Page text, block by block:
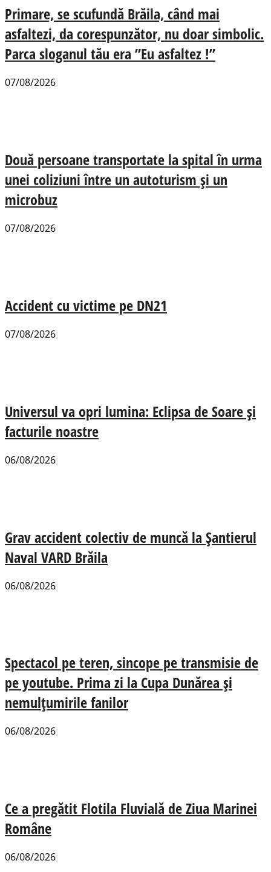
Primare, se scufundă Brăila, când mai
asfaltezi, da corespunzător, nu doar simbolic.
Parca sloganul tău era ”Eu asfaltez !”
07/08/2026
Două persoane transportate la spital în urma
unei coliziuni între un autoturism și un
microbuz
07/08/2026
Accident cu victime pe DN21
07/08/2026
Universul va opri lumina: Eclipsa de Soare și
facturile noastre
06/08/2026
Grav accident colectiv de muncă la Șantierul
Naval VARD Brăila
06/08/2026
Spectacol pe teren, sincope pe transmisie de
pe youtube. Prima zi la Cupa Dunărea și
nemulțumirile fanilor
06/08/2026
Ce a pregătit Flotila Fluvială de Ziua Marinei
Române
06/08/2026